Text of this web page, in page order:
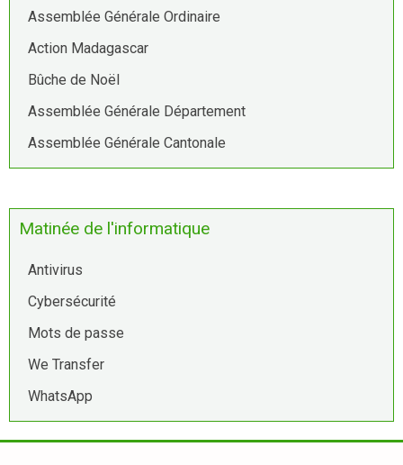
Assemblée Générale Ordinaire
Action Madagascar
Bûche de Noël
Assemblée Générale Département
Assemblée Générale Cantonale
Matinée de l'informatique
Antivirus
Cybersécurité
Mots de passe
We Transfer
WhatsApp